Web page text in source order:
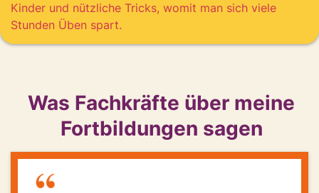
Kinder und nützliche Tricks, womit man sich viele
Stunden Üben spart.
Was Fachkräfte über meine
Fortbildungen sagen